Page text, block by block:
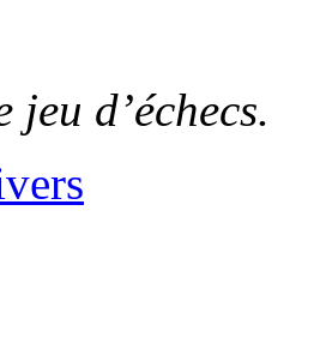
d’échecs.